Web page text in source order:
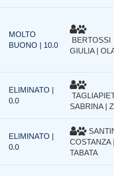
MOLTO
BUONO | 10.0
BERTOSSI
GIULIA |
ELIMINATO |
0.0
SABRINA |
ELIMINATO |
0.0
SANTIN
COSTANZA |
TABATA